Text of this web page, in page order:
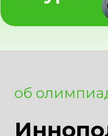
Олимпиада проводится в
— Отборочный:
туров: чтобы пройти
проходные баллы в
отборочных турах
1-й тур: 3-9 ноября,
2-й тур: 8-14 декабря.